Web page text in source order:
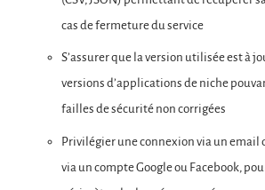
cas de fermeture du service
S’assurer que la version utilisée est à
versions d’applications de niche
failles de sécurité non corrigées
Privilégier une connexion via un
via un compte Google ou Facebook,